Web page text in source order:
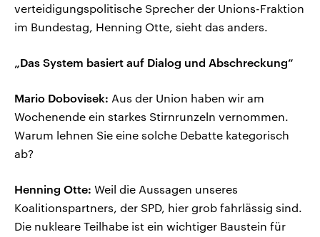
verteidigungspolitische Sprecher der Unions-Fraktion
im Bundestag, Henning Otte, sieht das anders.
„Das System basiert auf Dialog und Abschreckung“
Mario Dobovisek: Aus der Union haben wir am
Wochenende ein starkes Stirnrunzeln vernommen.
Warum lehnen Sie eine solche Debatte kategorisch
ab?
Henning Otte: Weil die Aussagen unseres
Koalitionspartners, der SPD, hier grob fahrlässig sind.
Die nukleare Teilhabe ist ein wichtiger Baustein für